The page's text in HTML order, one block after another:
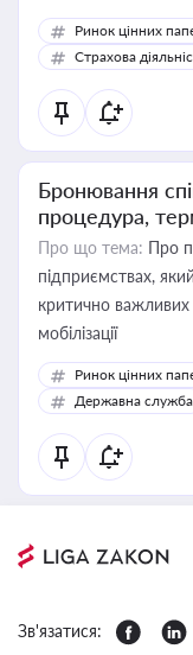
Ринок цінних
Страхова
Бронювання
процедура,
Про що тема: Про
підприємствах,
критично важливих
мобілізації
Ринок цінних
Державна служба
Зв'язатися: